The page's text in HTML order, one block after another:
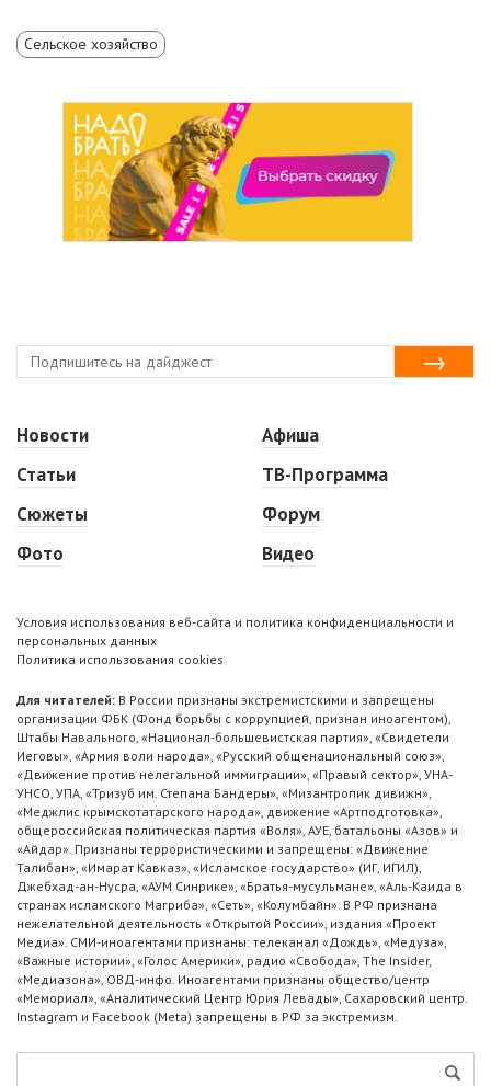
Сельское хозяйство
Новости
Статьи
Сюжеты
Фото
Афиша
ТВ-Программа
Форум
Видео
Условия использования веб-сайта и политика конфиденциальности и
персональных данных
Политика использования cookies
Для читателей: В России признаны экстремистскими и запрещены
организации ФБК (Фонд борьбы с коррупцией, признан иноагентом),
Штабы Навального, «Национал-большевистская партия», «Свидетели
Иеговы», «Армия воли народа», «Русский общенациональный союз»,
«Движение против нелегальной иммиграции», «Правый сектор», УНА-
УНСО, УПА, «Тризуб им. Степана Бандеры», «Мизантропик дивижн»,
«Меджлис крымскотатарского народа», движение «Артподготовка»,
общероссийская политическая партия «Воля», АУЕ, батальоны «Азов» и
«Айдар». Признаны террористическими и запрещены: «Движение
Талибан», «Имарат Кавказ», «Исламское государство» (ИГ, ИГИЛ),
Джебхад-ан-Нусра, «АУМ Синрике», «Братья-мусульмане», «Аль-Каида в
странах исламского Магриба», «Сеть», «Колумбайн». В РФ признана
нежелательной деятельность «Открытой России», издания «Проект
Медиа». СМИ-иноагентами признаны: телеканал «Дождь», «Медуза»,
«Важные истории», «Голос Америки», радио «Свобода», The Insider,
«Медиазона», ОВД-инфо. Иноагентами признаны общество/центр
«Мемориал», «Аналитический Центр Юрия Левады», Сахаровский центр.
Instagram и Facebook (Metа) запрещены в РФ за экстремизм.